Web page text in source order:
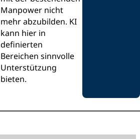
Manpower nicht
mehr abzubilden. KI
kann hier in
definierten
Bereichen sinnvolle
Unterstützung
bieten.